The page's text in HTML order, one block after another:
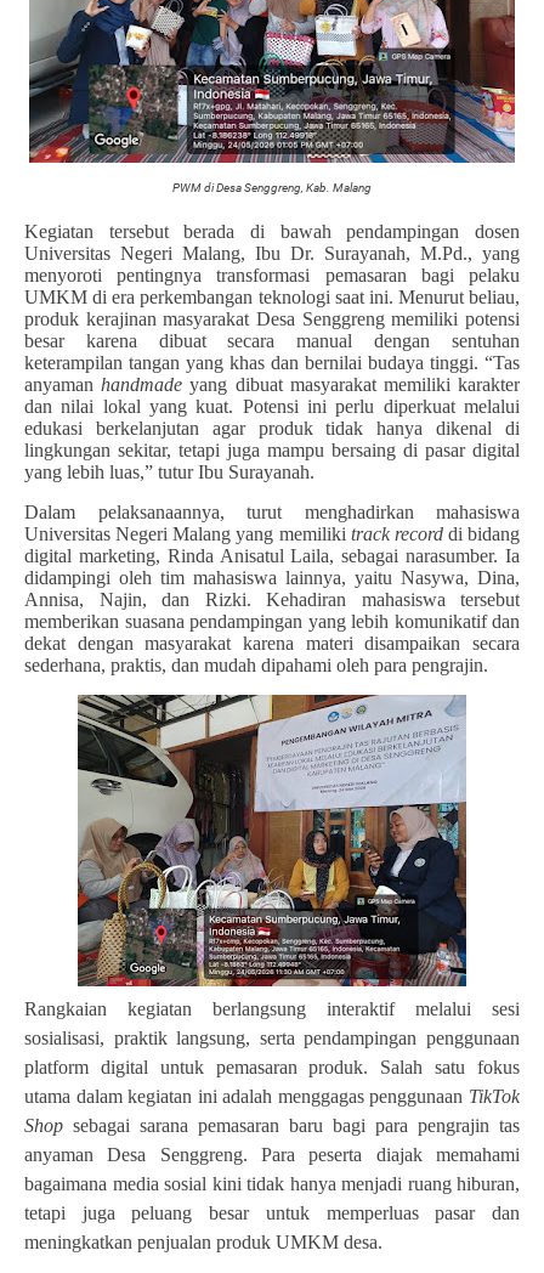
PWM di Desa Senggreng, Kab. Malang
Kegiatan tersebut berada di bawah pendampingan dosen
Universitas Negeri Malang, Ibu Dr. Surayanah, M.Pd., yang
menyoroti pentingnya transformasi pemasaran bagi pelaku
UMKM di era perkembangan teknologi saat ini. Menurut beliau,
produk kerajinan masyarakat Desa Senggreng memiliki potensi
besar karena dibuat secara manual dengan sentuhan
keterampilan tangan yang khas dan bernilai budaya tinggi. “Tas
anyamanhandmade yang dibuat masyarakat memiliki karakter
dan nilai lokal yang kuat. Potensi ini perlu diperkuat melalui
edukasi berkelanjutan agar produk tidak hanya dikenal di
lingkungan sekitar, tetapi juga mampu bersaing di pasar digital
yang lebih luas,” tutur Ibu Surayanah.
Dalam pelaksanaannya, turut menghadirkan mahasiswa
Universitas Negeri Malang yang memiliki track recorddi bidang
digital marketing, Rinda Anisatul Laila, sebagai narasumber. Ia
didampingi oleh tim mahasiswa lainnya, yaitu Nasywa, Dina,
Annisa, Najin, dan Rizki. Kehadiran mahasiswa tersebut
memberikan suasana pendampingan yang lebih komunikatif dan
dekat dengan masyarakat karena materi disampaikan secara
sederhana, praktis, dan mudah dipahami oleh para pengrajin.
Rangkaian kegiatan berlangsung interaktif melalui sesi
sosialisasi, praktik langsung, serta pendampingan penggunaan
platform digital untuk pemasaran produk. Salah satu fokus
utama dalam kegiatan ini adalah menggagas penggunaan TikTok
Shop sebagai sarana pemasaran baru bagi para pengrajin tas
anyaman Desa Senggreng. Para peserta diajak memahami
bagaimana media sosial kini tidak hanya menjadi ruang hiburan,
tetapi juga peluang besar untuk memperluas pasar dan
meningkatkan penjualan produk UMKM desa.